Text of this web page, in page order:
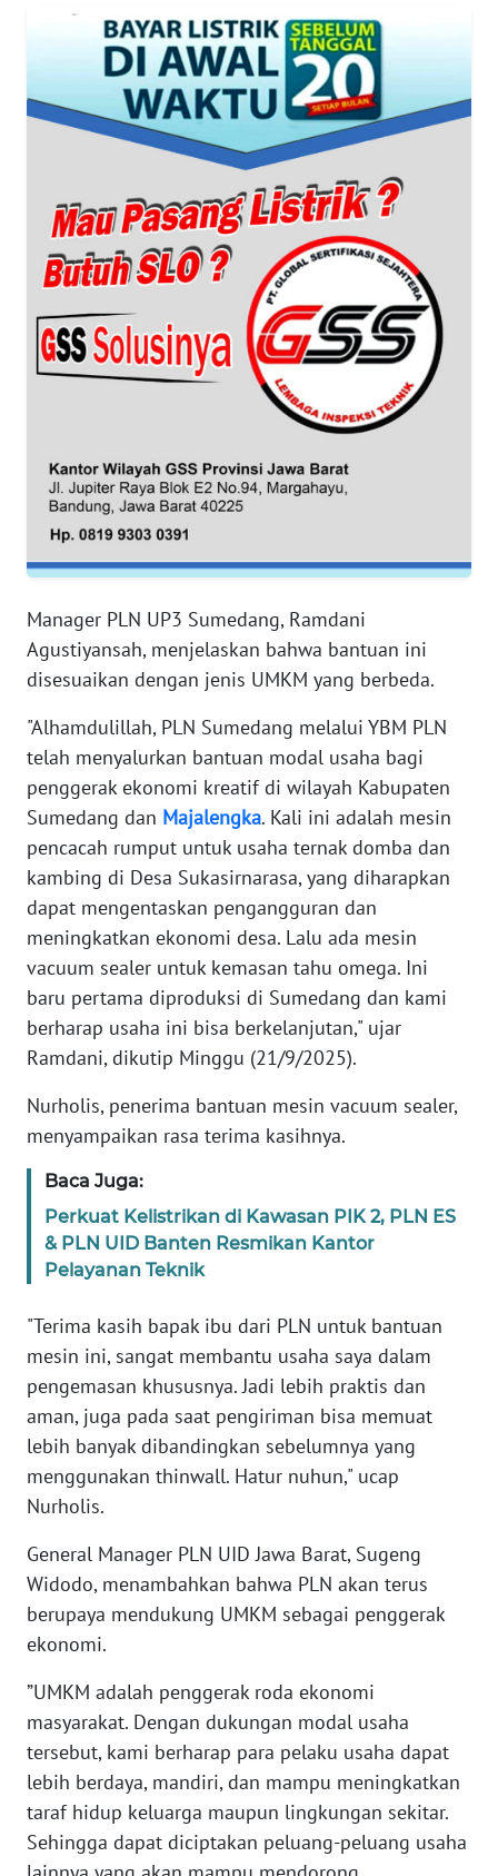
Manager PLN UP3 Sumedang, Ramdani
Agustiyansah, menjelaskan bahwa bantuan ini
disesuaikan dengan jenis UMKM yang berbeda.
"Alhamdulillah, PLN Sumedang melalui YBM PLN
telah menyalurkan bantuan modal usaha bagi
penggerak ekonomi kreatif di wilayah Kabupaten
Sumedang dan Majalengka. Kali ini adalah mesin
pencacah rumput untuk usaha ternak domba dan
kambing di Desa Sukasirnarasa, yang diharapkan
dapat mengentaskan pengangguran dan
meningkatkan ekonomi desa. Lalu ada mesin
vacuum sealer untuk kemasan tahu omega. Ini
baru pertama diproduksi di Sumedang dan kami
berharap usaha ini bisa berkelanjutan," ujar
Ramdani, dikutip Minggu (21/9/2025).
Nurholis, penerima bantuan mesin vacuum sealer,
menyampaikan rasa terima kasihnya.
Baca Juga:
Perkuat Kelistrikan di Kawasan PIK 2, PLN ES
& PLN UID Banten Resmikan Kantor
Pelayanan Teknik
"Terima kasih bapak ibu dari PLN untuk bantuan
mesin ini, sangat membantu usaha saya dalam
pengemasan khususnya. Jadi lebih praktis dan
aman, juga pada saat pengiriman bisa memuat
lebih banyak dibandingkan sebelumnya yang
menggunakan thinwall. Hatur nuhun," ucap
Nurholis.
General Manager PLN UID Jawa Barat, Sugeng
Widodo, menambahkan bahwa PLN akan terus
berupaya mendukung UMKM sebagai penggerak
ekonomi.
”UMKM adalah penggerak roda ekonomi
masyarakat. Dengan dukungan modal usaha
tersebut, kami berharap para pelaku usaha dapat
lebih berdaya, mandiri, dan mampu meningkatkan
taraf hidup keluarga maupun lingkungan sekitar.
Sehingga dapat diciptakan peluang-peluang usaha
WN
WN
NTT
KEPRI
WN
WN
PAPUA
BARAT
WN
WN
SERAMBI
WN
JAMBI
WN
SULTRA
WN
NTB
SULTENG
WN
WN
BABEL
WN
SUMBAR
SUMSEL
WN
BENGKULU
WN
LAMPUNG
WN
JATENG
WN
WN
JOGJA
WN
JATIM